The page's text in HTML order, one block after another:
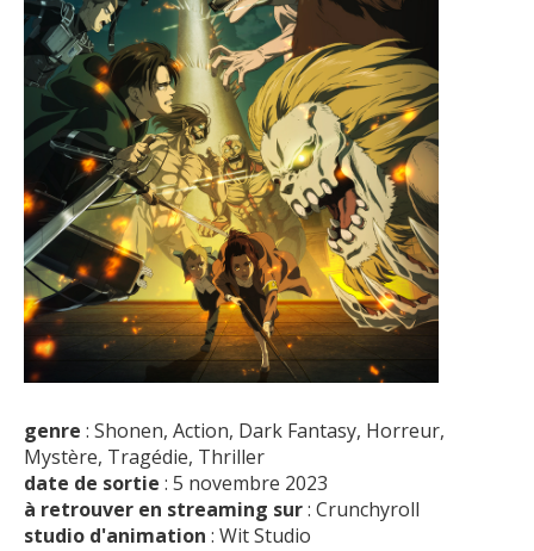
genre : Shonen, Action, Dark Fantasy, Horreur,
Mystère, Tragédie, Thriller
date de sortie : 5 novembre 2023
à retrouver en streaming sur: Crunchyroll
studio d'animation : Wit Studio